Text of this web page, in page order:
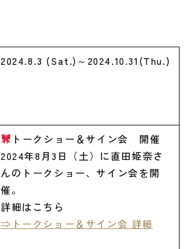
2024.8.3 (Sat.)～2024.10.31(Thu.)
トークショー＆サイン会 開催
2024年8月3日（土）に直田姫奈さ
んのトークショー、サイン会を開
催。
詳細はこちら
⇒トークショー＆サイン会 詳細